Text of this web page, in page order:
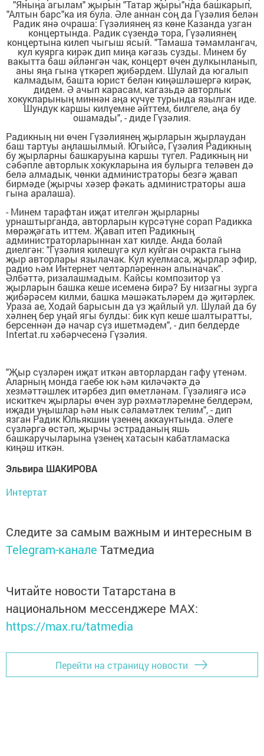
"Яныңа агылам" җырын "Татар җыры"нда башкарып,
"Алтын барс"ка ия була. Әле аннан соң да Гүзәлия белән
Радик янә очраша: Гүзәлиянең яз көне Казанда узган
концертында. Радик сүзендә тора, Гүзәлиянең
концертына килеп чыгыш ясый. "Тамаша тәмамлангач,
кул куярга кирәк дип миңа кәгазь сузды. Минем бу
вакытта баш әйләнгән чак, концерт өчен дулкынланып,
аны яңа гына үткәреп җибәрдем. Шулай да югалып
калмадым, башта юрист белән киңәшләшергә кирәк,
дидем. Ә ачып карасам, кагазьдә авторлык
хокукларының миннән аңа күчүе турында язылган иде.
Шундук каршы килүемне әйттем, билгеле, аңа бу
ошамады", - диде Гүзәлия.
Радикның ни өчен Гүзәлиянең җырларын җырлаудан
баш тартуы аңлашылмый. Югыйсә, Гүзәлия Радикның
бу җырларны башкаруына каршы түгел. Радикның ни
сәбәпле авторлык хокукларына ия булырга теләвен дә
белә алмадык, чөнки администраторы безгә җавап
бирмәде (җырчы хәзер фәкать администраторы аша
гына аралаша).
- Минем тарафтан иҗат ителгән җырларны
урнаштырганда, авторларын күрсәтүне сорап Радикка
мөрәҗәгать иттем. Җавап итеп Радикның
администраторларыннан хат килде. Анда болай
диелгән: "Гүзәлия килешүгә кул куйган очракта гына
җыр авторлары язылачак. Кул куелмаса, җырлар эфир,
радио һәм Интернет челтәрләреннән алыначак".
Әлбәттә, ризалашмадым. Кайсы композитор үз
җырларын башка кеше исеменә бирә? Бу низагны зурга
җибәрәсем килми, башка мәшәкатьләрем дә җитәрлек.
Ураза ае, Ходай барысын да үз җайлый ул. Шулай да бу
хәлнең бер уңай ягы булды: бик күп кеше шалтыратты,
берсеннән дә начар сүз ишетмәдем", - дип белдерде
Intertat.ru хәбәрчесенә Гүзәлия.
"Җыр сүзләрен иҗат иткән авторлардан гафу үтенәм.
Аларның монда гаебе юк һәм киләчәктә дә
хезмәттәшлек итәрбез дип өметләнәм. Гүзәлиягә исә
искиткеч җырлары өчен зур рәхмәтләремне белдерәм,
иҗади уңышлар һәм нык сәламәтлек телим", - дип
язган Радик Юльякшин үзенең аккаунтында. Әлеге
сүзләргә өстәп, җырчы эстраданың яшь
башкаручыларына үзенең хатасын кабатламаска
киңәш иткән.
Эльвира ШАКИРОВА
Интертат
Следите за самым важным и интересным в
Telegram-канале Татмедиа
Читайте новости Татарстана в
национальном мессенджере MАХ:
https://max.ru/tatmedia
Перейти на страницу новости